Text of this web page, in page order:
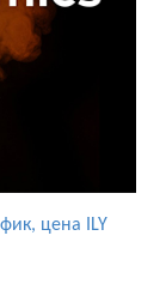
цена ILY